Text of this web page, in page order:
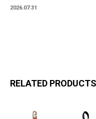
「BLUE MARKET」が横浜に。ブラ
2026.07.31
RELATED PRODUCTS